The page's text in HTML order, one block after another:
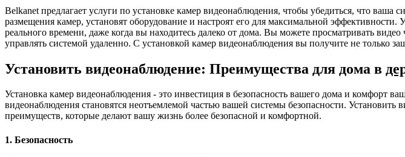
Belkanet предлагает услуги по установке камер видеонаблюдения, чтобы убедиться, что
размещения камер, установят оборудование и настроят его для максимальной
реального времени, даже когда вы находитесь далеко от дома. Вы можете просматривать
управлять системой удаленно. С установкой камер видеонаблюдения вы получите не только
Установить видеонаблюдение: Преимущества для дома в
Установка камер видеонаблюдения - это инвестиция в безопасность вашего дома и комфорт
видеонаблюдения становятся неотъемлемой частью вашей системы безопасности.
преимуществ, которые делают вашу жизнь более безопасной и комфортной.
1. Безопасность